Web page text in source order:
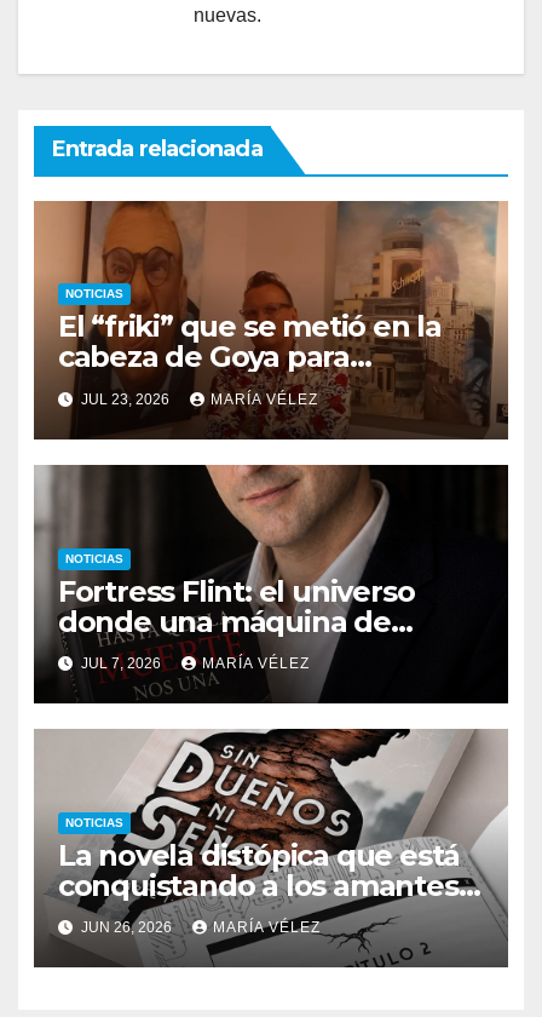
nuevas.
Entrada relacionada
NOTICIAS
El “friki” que se metió en la
cabeza de Goya para
descubrir qué esconden sus
monstruos
JUL 23, 2026 MARÍA VÉLEZ
NOTICIAS
Fortress Flint: el universo
donde una máquina de
escribir, un silbido o un
recuerdo pueden cambiarlo
todo
JUL 7, 2026 MARÍA VÉLEZ
NOTICIAS
La novela distópica que está
conquistando a los amantes
del romance y la ciencia
ficción: así es Sin dueños ni
señores
JUN 26, 2026 MARÍA VÉLEZ